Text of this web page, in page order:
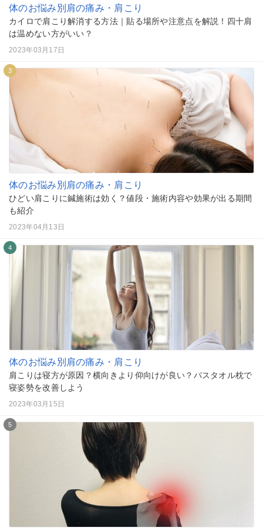
体のお悩み別 肩の痛み・肩こり
カイロで肩こり解消する方法｜貼る場所や注意点を解説！四十肩
は温めない方がいい？
2023年03月17日
3
体のお悩み別 肩の痛み・肩こり
ひどい肩こりに鍼施術は効く？値段・施術内容や効果が出る期間
も紹介
2023年04月13日
4
体のお悩み別 肩の痛み・肩こり
肩こりは寝方が原因？横向きより仰向けが良い？バスタオル枕で
寝姿勢を改善しよう
2023年03月15日
5